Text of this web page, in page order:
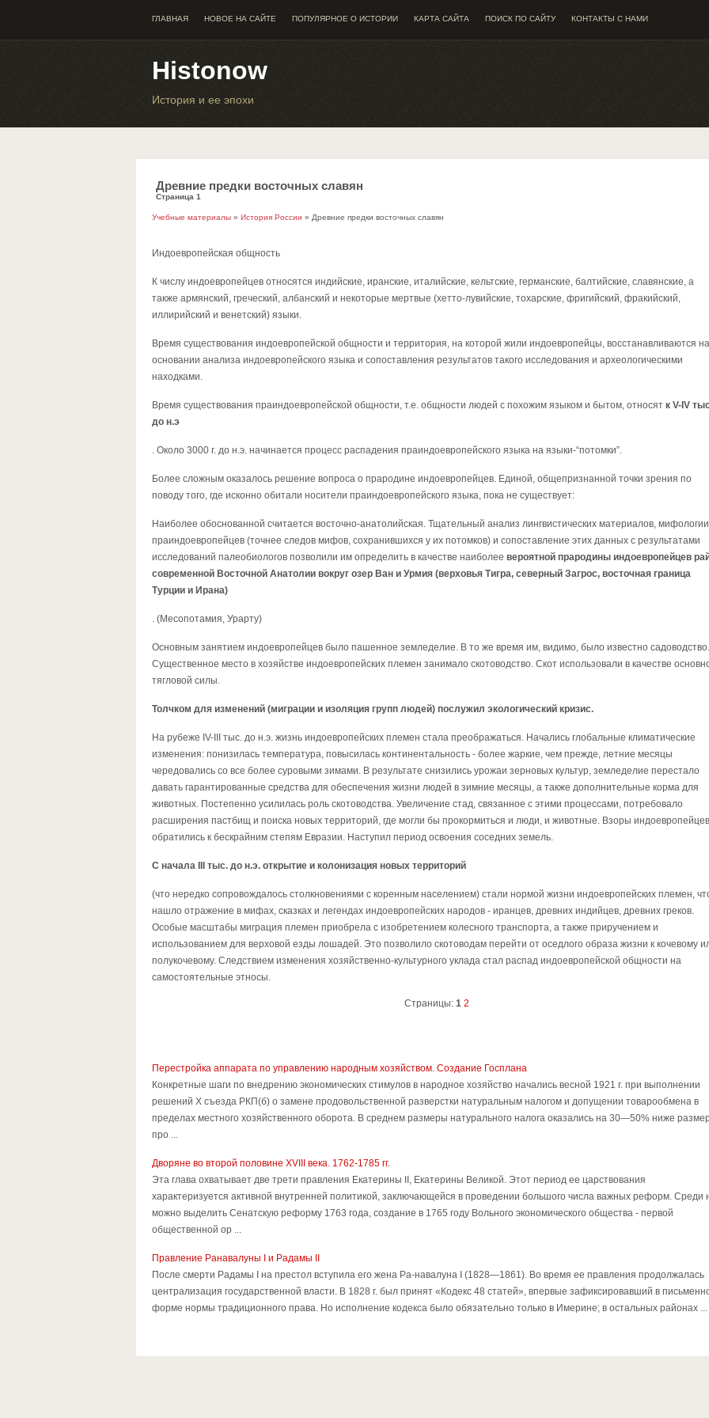
ГЛАВНАЯ НОВОЕ НА САЙТЕ ПОПУЛЯРНОЕ О ИСТОРИИ КАРТА САЙТА ПОИСК ПО САЙТУ КОНТАКТЫ С НАМИ
Histonow
История и ее эпохи
Древние предки восточных славян
Страница 1
Учебные материалы » История России » Древние предки восточных славян
Индоевропейская общность
К числу индоевропейцев относятся индийские, иранские, италийские, кельтские, германские, балтийские, славянские, а
также армянский, греческий, албанский и некоторые мертвые (хетто-лувийские, тохарские, фригийский, фракийский,
иллирийский и венетский) языки.
Время существования индоевропейской общности и территория, на которой жили индоевропейцы, восстанавливаются на
основании анализа индоевропейского языка и сопоставления результатов такого исследования и археологическими
находками.
Время существования праиндоевропейской общности, т.е. общности людей с похожим языком и бытом, относят к V-IV
до н.э
. Около 3000 г. до н.э. начинается процесс распадения праиндоевропейского языка на языки-“потомки”.
Более сложным оказалось решение вопроса о прародине индоевропейцев. Единой, общепризнанной точки зрения по
поводу того, где исконно обитали носители праиндоевропейского языка, пока не существует:
Наиболее обоснованной считается восточно-анатолийская. Тщательный анализ лингвистических материалов, мифологии
праиндоевропейцев (точнее следов мифов, сохранившихся у их потомков) и сопоставление этих данных с результатами
исследований палеобиологов позволили им определить в качестве наиболее вероятной прародины индоевропейцев
современной Восточной Анатолии вокруг озер Ван и Урмия (верховья Тигра, северный Загрос, восточная граница
Турции и Ирана)
. (Месопотамия, Урарту)
Основным занятием индоевропейцев было пашенное земледелие. В то же время им, видимо, было известно садоводство.
Существенное место в хозяйстве индоевропейских племен занимало скотоводство. Скот использовали в качестве
тягловой силы.
Толчком для изменений (миграции и изоляция групп людей) послужил экологический кризис.
На рубеже IV-III тыс. до н.э. жизнь индоевропейских племен стала преображаться. Начались глобальные климатические
изменения: понизилась температура, повысилась континентальность - более жаркие, чем прежде, летние месяцы
чередовались со все более суровыми зимами. В результате снизились урожаи зерновых культур, земледелие перестало
давать гарантированные средства для обеспечения жизни людей в зимние месяцы, а также дополнительные корма для
животных. Постепенно усилилась роль скотоводства. Увеличение стад, связанное с этими процессами, потребовало
расширения пастбищ и поиска новых территорий, где могли бы прокормиться и люди, и животные. Взоры индоевропейцев
обратились к бескрайним степям Евразии. Наступил период освоения соседних земель.
С начала III тыс. до н.э. открытие и колонизация новых территорий
(что нередко сопровождалось столкновениями с коренным населением) стали нормой жизни индоевропейских племен,
нашло отражение в мифах, сказках и легендах индоевропейских народов - иранцев, древних индийцев, древних греков.
Особые масштабы миграция племен приобрела с изобретением колесного транспорта, а также приручением и
использованием для верховой езды лошадей. Это позволило скотоводам перейти от оседлого образа жизни к кочевому
полукочевому. Следствием изменения хозяйственно-культурного уклада стал распад индоевропейской общности на
самостоятельные этносы.
Страницы: 1 2
Перестройка аппарата по управлению народным хозяйством. Создание Госплана
Конкретные шаги по внедрению экономических стимулов в народное хозяйство начались весной 1921 г. при выполнении
решений X съезда РКП(б) о замене продовольственной разверстки натуральным налогом и допущении товарообмена в
пределах местного хозяйственного оборота. В среднем размеры натурального налога оказались на 30—50% ниже
про ...
Дворяне во второй половине XVIII века. 1762-1785 гг.
Эта глава охватывает две трети правления Екатерины II, Екатерины Великой. Этот период ее царствования
характеризуется активной внутренней политикой, заключающейся в проведении большого числа важных реформ. Среди
можно выделить Сенатскую реформу 1763 года, создание в 1765 году Вольного экономического общества - первой
общественной ор ...
Правление Ранавалуны I и Радамы II
После смерти Радамы I на престол вступила его жена Ра-навалуна I (1828—1861). Во время ее правления продолжалась
централизация государственной власти. В 1828 г. был принят «Кодекс 48 статей», впервые зафиксировавший в
форме нормы традиционного права. Но исполнение кодекса было обязательно только в Имерине; в остальных районах ...